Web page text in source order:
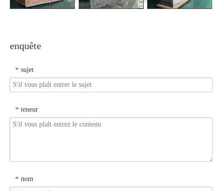
enquête
* sujet
* teneur
* nom